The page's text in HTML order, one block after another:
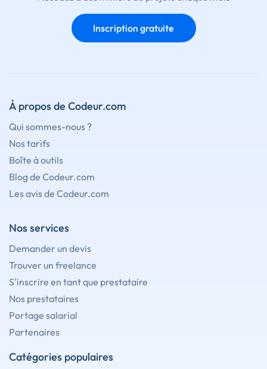
Inscription gratuite
À propos de Codeur.com
Qui sommes-nous ?
Nos tarifs
Boîte à outils
Blog de Codeur.com
Les avis de Codeur.com
Nos services
Demander un devis
Trouver un freelance
S'inscrire en tant que prestataire
Nos prestataires
Portage salarial
Partenaires
Catégories populaires